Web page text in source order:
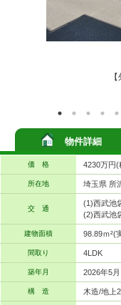
物件詳細
価 格 4230万円(
所在地 埼玉県 所
交 通
(1)西武池
(2)西武池
建物面積 98.89ｍ²(
間取り 4LDK
築年月 2026年5月
構 造 木造/地上